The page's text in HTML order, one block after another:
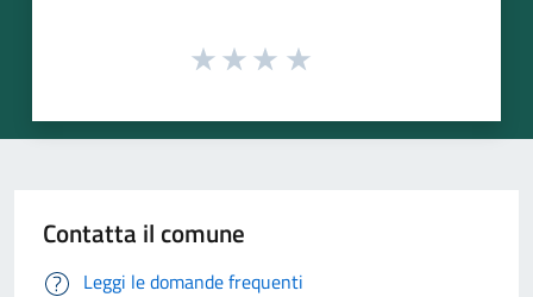
Contatta il comune
Leggi le domande frequenti